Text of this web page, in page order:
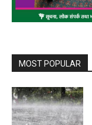
MOST POPULAR